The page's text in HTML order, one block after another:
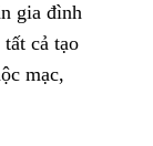
gia đình
cả tạo
mạc,